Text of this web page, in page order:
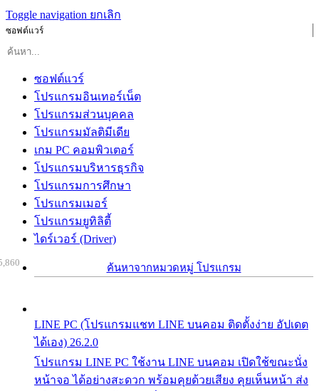
Toggle navigation ยกเลิก
ซอฟต์แวร์
ซอฟต์แวร์
โปรแกรมอินเทอร์เน็ต
โปรแกรมส่วนบุคคล
โปรแกรมมัลติมีเดีย
เกม PC คอมพิวเตอร์
โปรแกรมบริหารธุรกิจ
โปรแกรมการศึกษา
โปรแกรมเมอร์
โปรแกรมยูทิลิตี้
ไดร์เวอร์ (Driver)
ค้นหาจากหมวดหมู่ โปรแกรม
LINE PC (โปรแกรมแชท LINE บนคอม ติดตั้งง่าย อัปเดต
ได้เอง) 26.2.0
โปรแกรม LINE PC ใช้งาน LINE บนคอม เปิดใช้ขณะนั่ง
หน้าจอ ได้อย่างสะดวก พร้อมคุยด้วยเสียง คุยเห็นหน้า ส่ง